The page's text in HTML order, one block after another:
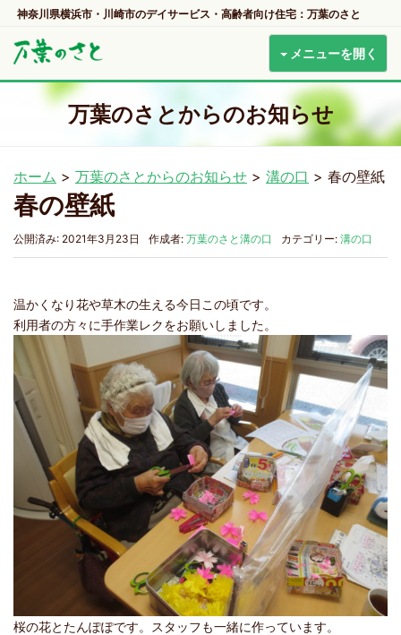
神奈川県横浜市・川崎市のデイサービス・高齢者向け住宅：万葉のさと
メニューを開く
万葉のさとからのお知らせ
ホーム > 万葉のさとからのお知らせ > 溝の口 > 春の壁紙
春の壁紙
公開済み: 2021年3月23日 作成者: 万葉のさと溝の口 カテゴリー: 溝の口
温かくなり花や草木の生える今日この頃です。
利用者の方々に手作業レクをお願いしました。
桜の花とたんぽぽです。スタッフも一緒に作っています。